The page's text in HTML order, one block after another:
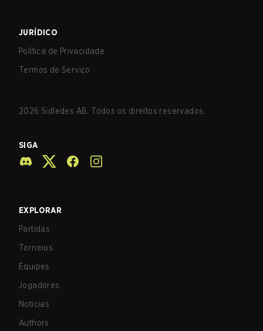
JURÍDICO
Política de Privacidade
Termos de Serviço
2026 Sidledes AB. Todos os direitos reservados.
SIGA
EXPLORAR
Partidas
Torneios
Equipes
Jogadores
Notícias
Authors